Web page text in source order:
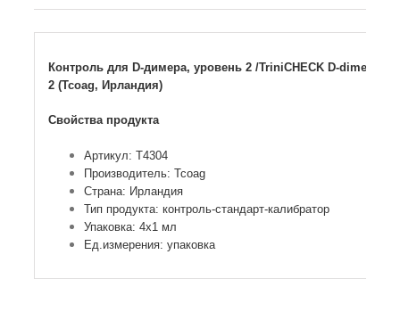
Контроль для D-димера, уровень 2 /TriniCHECK D-dimer
2 (Tcoag, Ирландия)
Свойства продукта
Артикул: T4304
Производитель: Tcoag
Страна: Ирландия
Тип продукта: контроль-стандарт-калибратор
Упаковка: 4х1 мл
Ед.измерения: упаковка